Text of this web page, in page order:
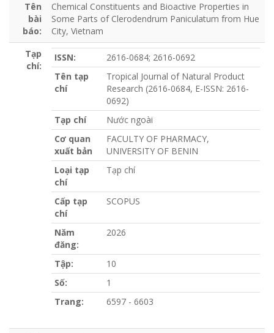
Tên
bài
báo:
Chemical Constituents and Bioactive Properties in
Some Parts of Clerodendrum Paniculatum from Hue
City, Vietnam
Tạp
chí:
ISSN:
2616-0684; 2616-0692
Tên tạp
chí
Tropical Journal of Natural Product
Research (2616-0684, E-ISSN: 2616-
0692)
Tạp chí
Nước ngoài
Cơ quan
xuất bản
FACULTY OF PHARMACY,
UNIVERSITY OF BENIN
Loại tạp
chí
Tạp chí
Cấp tạp
chí
SCOPUS
Năm
đăng:
2026
Tập:
10
Số:
1
Trang:
6597 - 6603